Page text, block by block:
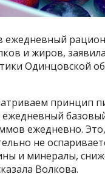
ежедневный
и жиров,
Одинцовской
принцип
ежедневный
ежедневно.
не
и минералы,
Волкова.